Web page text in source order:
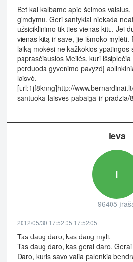
Bet kai kalbame apie šeimos
gimdymu. Geri santykiai niekada
užsiciklinimo tik ties vienas kitu. Jei
vienas kitą ir save, jie išmoko
laiką mokėsi ne kažkokios ypatingos
paprasčiausios Meilės, kuri
perduoda gyvenimo pavyzdį
laisvė.
[url:1jf8knng]http://
santuoka-laisves-pabaiga-ir-pradzia/
ieva
I
96405
2012/05/30 17:52:05 17:52:05
Tas daug daro, kas daug myli.
Tas daug daro, kas gerai daro.
Daro, kuris savo valia palenkia